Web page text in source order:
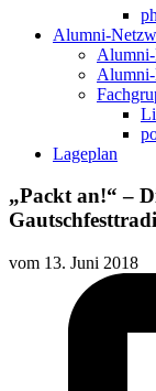
Alumni-
Alumni-
Lageplan
„Packt an!“ –
vom 13. Juni 2018